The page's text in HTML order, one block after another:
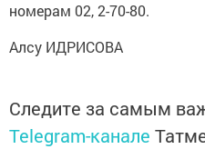
номерам 02, 2-70-80.
Алсу ИДРИСОВА
Следите за самым
Telegram-канале